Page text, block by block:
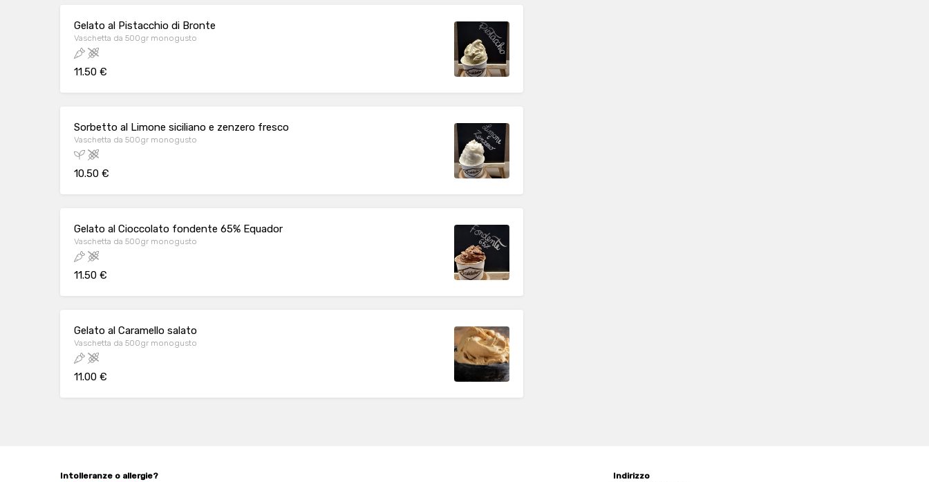
Gelato al Pistacchio di Bronte
Vaschetta da 500gr monogusto
11.50 €
Sorbetto al Limone siciliano e zenzero fresco
Vaschetta da 500gr monogusto
10.50 €
Gelato al Cioccolato fondente 65% Equador
Vaschetta da 500gr monogusto
11.50 €
Gelato al Caramello salato
Vaschetta da 500gr monogusto
11.00 €
Intolleranze o allergie?
Indirizzo